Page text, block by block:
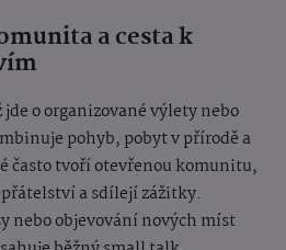
a cesta k
o organizované výlety nebo
pohyb, pobyt v přírodě a
často tvoří otevřenou komunitu,
a sdílejí zážitky.
nebo objevování nových míst